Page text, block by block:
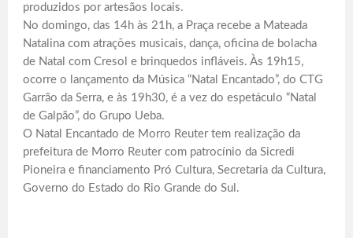
produzidos por artesãos locais.
No domingo, das 14h às 21h, a Praça recebe a Mateada
Natalina com atrações musicais, dança, oficina de bolacha
de Natal com Cresol e brinquedos infláveis. Às 19h15,
ocorre o lançamento da Música “Natal Encantado”, do CTG
Garrão da Serra, e às 19h30, é a vez do espetáculo “Natal
de Galpão”, do Grupo Ueba.
O Natal Encantado de Morro Reuter tem realização da
prefeitura de Morro Reuter com patrocínio da Sicredi
Pioneira e financiamento Pró Cultura, Secretaria da Cultura,
Governo do Estado do Rio Grande do Sul.